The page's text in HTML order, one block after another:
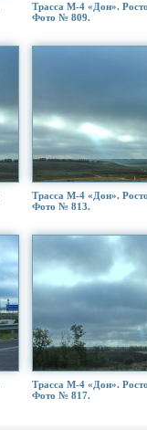
Трасса М-4 «Дон».
Фото № 809.
Трасса М-4 «Дон».
Фото № 813.
Трасса М-4 «Дон».
Фото № 817.